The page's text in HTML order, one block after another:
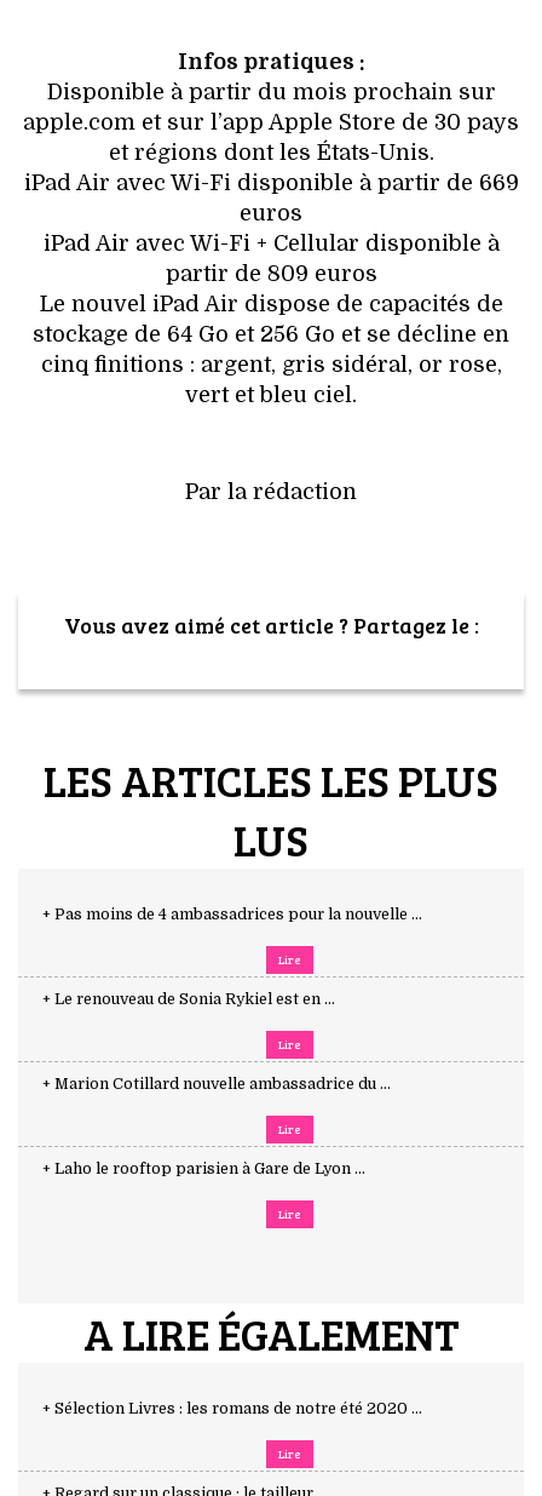
Infos pratiques :
Disponible à partir du mois prochain sur
apple.com et sur l’app Apple Store de 30 pays
et régions dont les États-Unis.
iPad Air avec Wi-Fi disponible à partir de 669
euros
iPad Air avec Wi-Fi + Cellular disponible à
partir de 809 euros
Le nouvel iPad Air dispose de capacités de
stockage de 64 Go et 256 Go et se décline en
cinq finitions : argent, gris sidéral, or rose,
vert et bleu ciel.
Par la rédaction
Vous avez aimé cet article ? Partagez le :
LES ARTICLES LES PLUS
LUS
+ Pas moins de 4 ambassadrices pour la nouvelle ...
Lire
+ Le renouveau de Sonia Rykiel est en ...
Lire
+ Marion Cotillard nouvelle ambassadrice du ...
Lire
+ Laho le rooftop parisien à Gare de Lyon ...
Lire
A LIRE ÉGALEMENT
+ Sélection Livres : les romans de notre été 2020 ...
Lire